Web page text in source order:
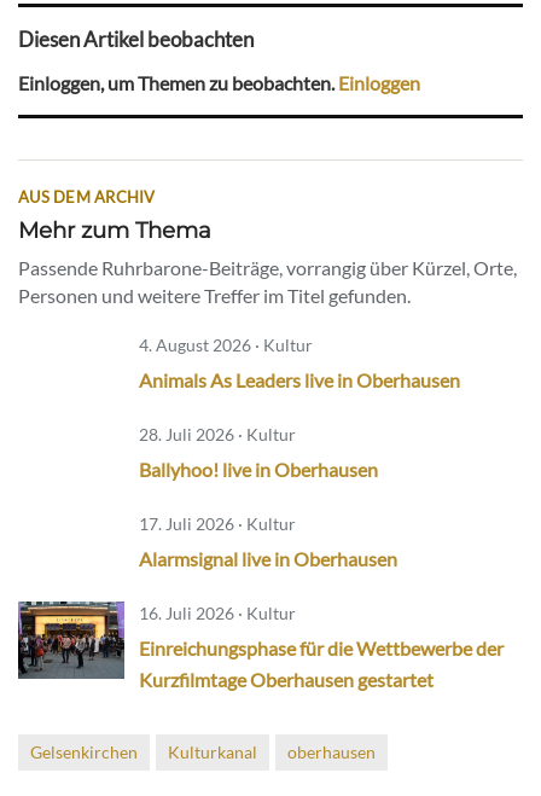
Diesen Artikel beobachten
Einloggen, um Themen zu beobachten. Einloggen
AUS DEM ARCHIV
Mehr zum Thema
Passende Ruhrbarone-Beiträge, vorrangig über Kürzel, Orte,
Personen und weitere Treffer im Titel gefunden.
4. August 2026 · Kultur
Animals As Leaders live in Oberhausen
28. Juli 2026 · Kultur
Ballyhoo! live in Oberhausen
17. Juli 2026 · Kultur
Alarmsignal live in Oberhausen
16. Juli 2026 · Kultur
Einreichungsphase für die Wettbewerbe der
Kurzfilmtage Oberhausen gestartet
Gelsenkirchen Kulturkanal oberhausen